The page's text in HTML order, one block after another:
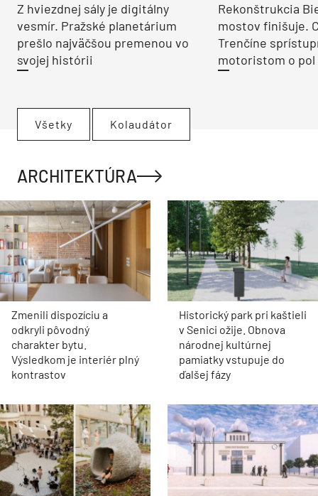
Z hviezdnej sály je digitálny
vesmír. Pražské planetárium
prešlo najväčšou premenou vo
svojej histórii
Rekonštrukcia
mostov finišuje.
Trenčíne
motoristom o pol
Všetky Kolaudátor
ARCHITEKTÚRA
Zmenili dispozíciu a
odkryli pôvodný
charakter bytu.
Výsledkom je interiér plný
kontrastov
Historický park pri kaštieli
v Senici ožije. Obnova
národnej kultúrnej
pamiatky vstupuje do
ďalšej fázy